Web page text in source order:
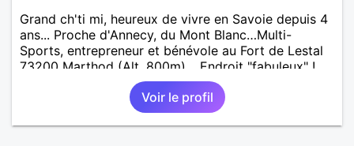
Grand ch'ti mi, heureux de vivre en Savoie depuis 4
ans... Proche d'Annecy, du Mont Blanc…Multi-
Sports, entrepreneur et bénévole au Fort de Lestal
73200 Marthod (Alt. 800m)… Endroit "fabuleux" !…
Enquêtes et tu me trouveras !
Voir le profil